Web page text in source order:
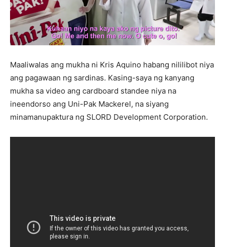
Maaliwalas ang mukha ni Kris Aquino habang nililibot niya
ang pagawaan ng sardinas. Kasing-saya ng kanyang
mukha sa video ang cardboard standee niya na
ineendorso ang Uni-Pak Mackerel, na siyang
minamanupaktura ng SLORD Development Corporation.